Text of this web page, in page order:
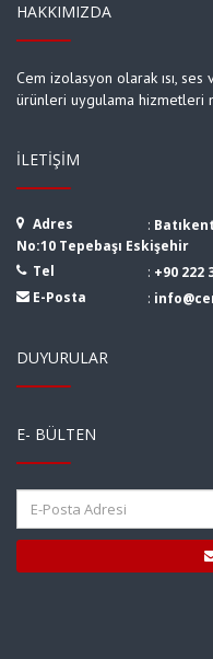
HAKKIMIZDA
Cem izolasyon olarak ısı,
ürünleri uygulama hizmetleri
İLETIŞIM
Adres :
No:10 Tepebaşı Eskişehir
Tel
: +90 222
E-Posta
:
DUYURULAR
E- BÜLTEN